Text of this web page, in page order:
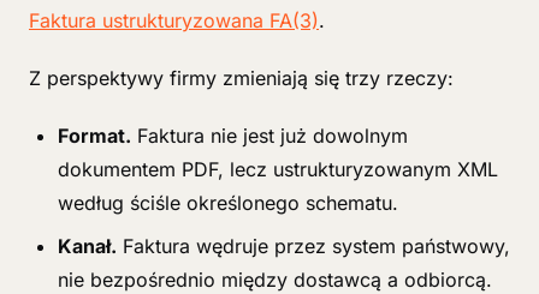
Faktura ustrukturyzowana FA(3).
Z perspektywy firmy zmieniają się trzy rzeczy:
Format. Faktura nie jest już dowolnym
dokumentem PDF, lecz ustrukturyzowanym XML
według ściśle określonego schematu.
Kanał. Faktura wędruje przez system państwowy,
nie bezpośrednio między dostawcą a odbiorcą.